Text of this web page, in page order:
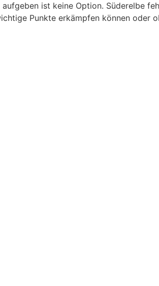
ist keine Option. Süderelbe
Punkte erkämpfen können oder